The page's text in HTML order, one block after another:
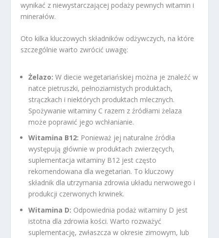
wynikać z niewystarczającej podaży pewnych witamin i
minerałów.
Oto kilka kluczowych składników odżywczych, na które
szczególnie warto zwrócić uwagę:
Żelazo: W diecie wegetariańskiej można je znaleźć w
natce pietruszki, pełnoziarnistych produktach,
strączkach i niektórych produktach mlecznych.
Spożywanie witaminy C razem z źródłami żelaza
może poprawić jego wchłanianie.
Witamina B12: Ponieważ jej naturalne źródła
występują głównie w produktach zwierzęcych,
suplementacja witaminy B12 jest często
rekomendowana dla wegetarian. To kluczowy
składnik dla utrzymania zdrowia układu nerwowego i
produkcji czerwonych krwinek.
Witamina D: Odpowiednia podaż witaminy D jest
istotna dla zdrowia kości. Warto rozważyć
suplementację, zwłaszcza w okresie zimowym, lub